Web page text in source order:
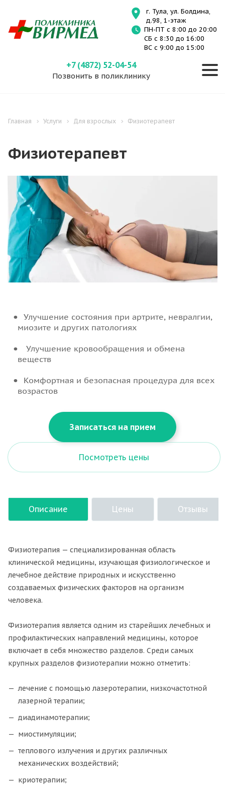
г. Тула, ул. Болдина,
д.98, 1-этаж
ПН-ПТ с 8:00 до 20:00
СБ с 8:30 до 16:00
ВС с 9:00 до 15:00
+7 (4872) 52-04-54
Позвонить в поликлинику
Главная Услуги Для взрослых Физиотерапевт
Физиотерапевт
Улучшение состояния при артрите, невралгии,
миозите и других патологиях
Улучшение кровообращения и обмена
веществ
Комфортная и безопасная процедура для всех
возрастов
Записаться на прием
Посмотреть цены
Описание Цены Отзывы
Физиотерапия — специализированная область
клинической медицины, изучающая физиологическое и
лечебное действие природных и искусственно
создаваемых физических факторов на организм
человека.
Физиотерапия является одним из старейших лечебных и
профилактических направлений медицины, которое
включает в себя множество разделов. Среди самых
крупных разделов физиотерапии можно отметить:
лечение с помощью лазеротерапии, низкочастотной
лазерной терапии;
диадинамотерапии;
миостимуляции;
теплового излучения и других различных
механических воздействий;
криотерапии;